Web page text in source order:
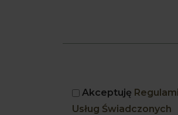
Akceptuję
Usług Świadczonych